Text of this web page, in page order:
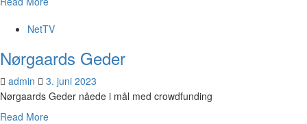
NetTV
Nørgaards Geder
admin
3. juni 2023
Nørgaards Geder nåede i mål med crowdfunding
Read More